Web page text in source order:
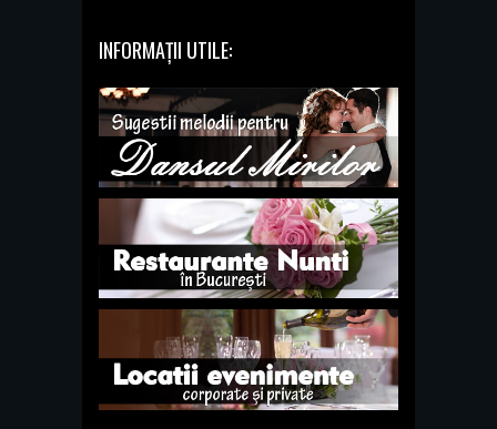
INFORMAȚII UTILE: